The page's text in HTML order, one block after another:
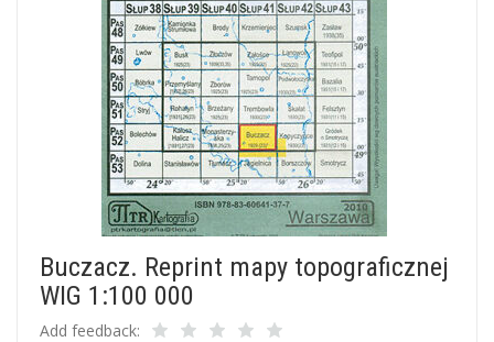
Buczacz. Reprint mapy topograficznej
WIG 1:100 000
Add feedback: